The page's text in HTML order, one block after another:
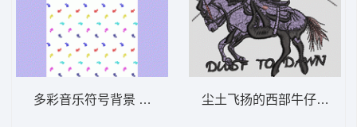
多彩音乐符号背景 小猫 匹绣 尘土飞扬的西部牛仔 骑马